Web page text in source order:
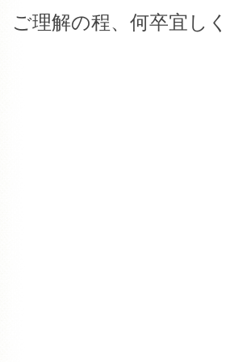
ご理解の程、何卒宜し